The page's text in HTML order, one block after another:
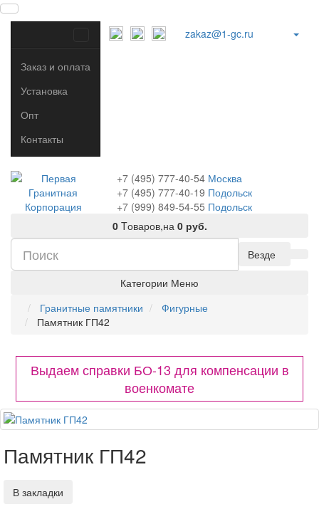
Заказ и оплата
Установка
Опт
Контакты
zakaz@1-gc.ru
+7 (495) 777-40-54 Москва
+7 (495) 777-40-19 Подольск
+7 (999) 849-54-55 Подольск
0 Tоваров,на 0 руб.
Везде
Категории Меню
Гранитные памятники
Фигурные
Памятник ГП42
Выдаем справки БО-13 для компенсации в
военкомате
Памятник ГП42
В закладки